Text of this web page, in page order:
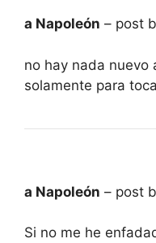
a Napoleón – post
no hay nada nuevo
solamente para
a Napoleón – post
Si no me he